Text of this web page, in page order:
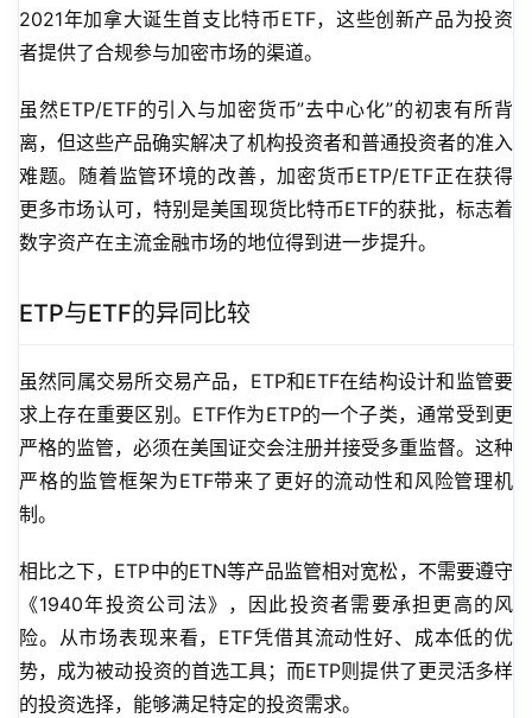
2021年加拿大诞生首支比特币ETF，这些创新产品为投资
者提供了合规参与加密市场的渠道。
虽然ETP/ETF的引入与加密货币”去中心化”的初衷有所背
离，但这些产品确实解决了机构投资者和普通投资者的准入
难题。随着监管环境的改善，加密货币ETP/ETF正在获得
更多市场认可，特别是美国现货比特币ETF的获批，标志着
数字资产在主流金融市场的地位得到进一步提升。
ETP与ETF的异同比较
虽然同属交易所交易产品，ETP和ETF在结构设计和监管要
求上存在重要区别。ETF作为ETP的一个子类，通常受到更
严格的监管，必须在美国证交会注册并接受多重监督。这种
严格的监管框架为ETF带来了更好的流动性和风险管理机
制。
相比之下，ETP中的ETN等产品监管相对宽松，不需要遵守
《1940年投资公司法》，因此投资者需要承担更高的风
险。从市场表现来看，ETF凭借其流动性好、成本低的优
势，成为被动投资的首选工具；而ETP则提供了更灵活多样
的投资选择，能够满足特定的投资需求。